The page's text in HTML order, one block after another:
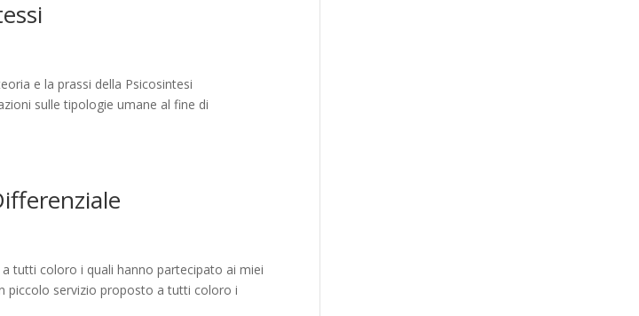
e la prassi della Psicosintesi
sulle tipologie umane al fine di
tutti coloro i quali hanno partecipato ai miei
piccolo servizio proposto a tutti coloro i